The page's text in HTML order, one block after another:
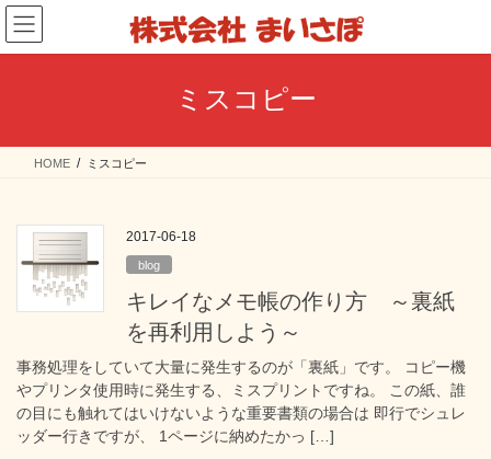
コ
ン
テ
ス
ナ
ビ
ゲ
ン
ミスコピー
HOME ミスコピー
2017-06-18
blog
キレイなメモ帳の作り方 ～裏紙
を再利用しよう～
事務処理をしていて大量に発生するのが「裏紙」です。 コピー機
やプリンタ使用時に発生する、ミスプリントですね。 この紙、誰
の目にも触れてはいけないような重要書類の場合は 即行でシュレ
ッダー行きですが、 1ページに納めたかっ […]